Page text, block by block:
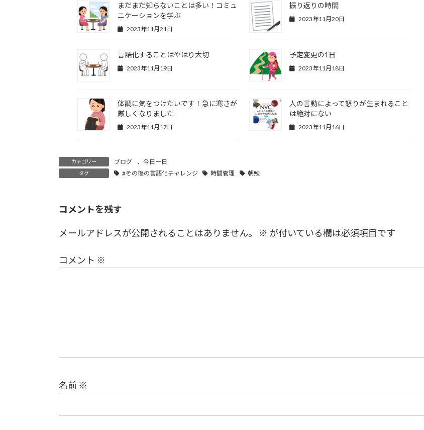
まだまだ知らないことは多い！コミュ
ニケーションを学ぶ
2023年11月21日
振り返りの時間
2023年11月20日
言語化することはやはり大切
2023年11月19日
予定変更の1日
2023年11月18日
体調に気をつけたいです！急に寒さが
厳しくなりました
2023年11月17日
人の言動によって怒りが生まれること
は絶対にない
2023年11月16日
カテゴリー ブログ 、 今日一日
タグ #その後の言語化チャレンジ 時間管理 朝勉
コメントを残す
メールアドレスが公開されることはありません。 ※ が付いている欄は必須項目です
コメント ※
名前 ※